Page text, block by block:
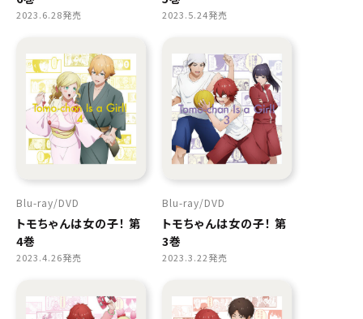
2023.6.28発売 2023.5.24発売
Blu-ray DVD
トモちゃんは女の子！ 第
4巻
2023.4.26発売
Blu-ray DVD
トモちゃんは女の子！ 第
3巻
2023.3.22発売